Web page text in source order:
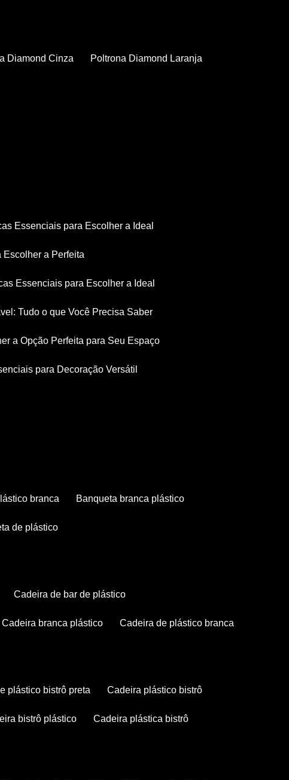
Diamond Cinza Poltrona Diamond Laranja
Essenciais para Escolher a Ideal
Escolher a Perfeita
Essenciais para Escolher a Ideal
Tudo o que Você Precisa Saber
a Opção Perfeita para Seu Espaço
para Decoração Versátil
branca banqueta branca plástico
de plástico
cadeira de bar de plástico
cadeira branca plástico cadeira de plástico branca
plástico bistrô preta cadeira plástico bistrô
bistrô plástico cadeira plástica bistrô